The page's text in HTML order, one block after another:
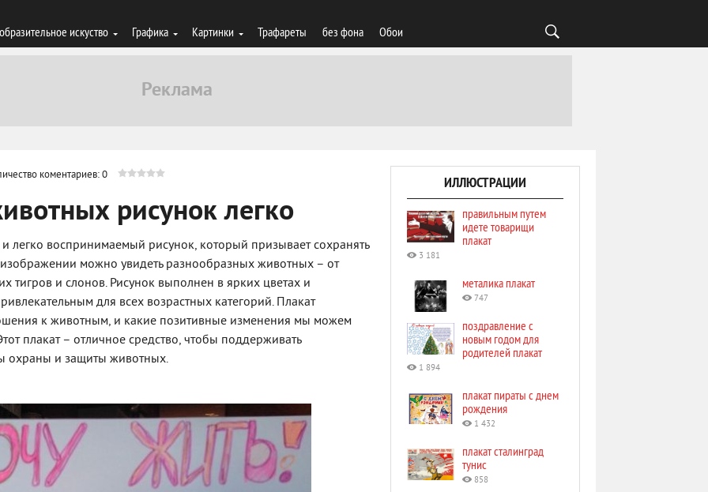
искуство Графика Картинки Трафареты без фона Обои
коментариев: 0
рисунок легко
легко воспринимаемый рисунок, который призывает сохранять
можно увидеть разнообразных животных – от
тигров и слонов. Рисунок выполнен в ярких цветах и
для всех возрастных категорий. Плакат
к животным, и какие позитивные изменения мы можем
плакат – отличное средство, чтобы поддерживать
охраны и защиты животных.
ИЛЛЮСТРАЦИИ
правильным путем
идете товарищи
плакат
3 181
металика плакат
747
поздравление с
новым годом для
родителей плакат
1 894
плакат пираты с днем
рождения
1 432
плакат сталинград
тунис
858